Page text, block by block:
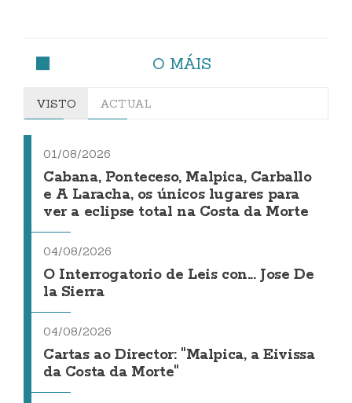
O MÁIS
VISTO ACTUAL
01/08/2026
Cabana, Ponteceso, Malpica, Carballo
e A Laracha, os únicos lugares para
ver a eclipse total na Costa da Morte
04/08/2026
O Interrogatorio de Leis con... Jose De
la Sierra
04/08/2026
Cartas ao Director: "Malpica, a Eivissa
da Costa da Morte"